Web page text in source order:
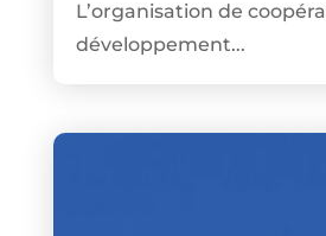
L’organisation de
développement...